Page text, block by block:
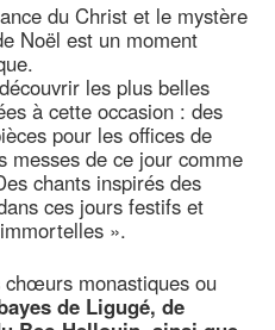
du Christ et le mystère
Noël est un moment
les plus belles
à cette occasion : des
pour les offices de
messes de ce jour comme
chants inspirés des
ces jours festifs et
».
monastiques ou
de Ligugé, de